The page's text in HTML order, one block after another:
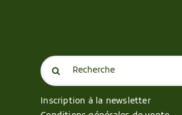
Search
for:
Inscription à la newsletter